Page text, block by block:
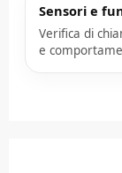
Sensori e
Verifica di
e